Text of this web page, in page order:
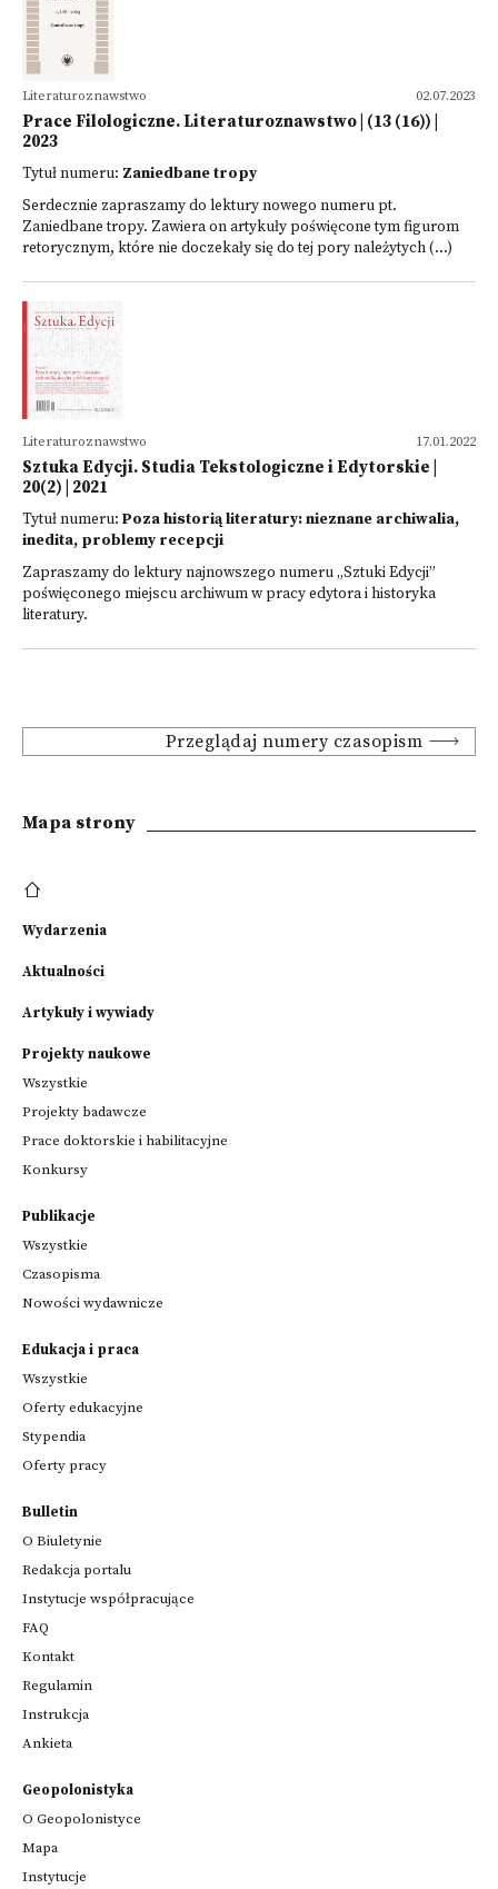
02.07.2023
Literaturoznawstwo
Prace Filologiczne. Literaturoznawstwo | (13 (16)) |
2023
Tytuł numeru: Zaniedbane tropy
Serdecznie zapraszamy do lektury nowego numeru pt.
Zaniedbane tropy. Zawiera on artykuły poświęcone tym figurom
retorycznym, które nie doczekały się do tej pory należytych (...)
17.01.2022
Literaturoznawstwo
Sztuka Edycji. Studia Tekstologiczne i Edytorskie |
20(2) | 2021
Tytuł numeru: Poza historią literatury: nieznane archiwalia,
inedita, problemy recepcji
Zapraszamy do lektury najnowszego numeru „Sztuki Edycji”
poświęconego miejscu archiwum w pracy edytora i historyka
literatury.
Przeglądaj numery czasopism
Mapa strony
Wydarzenia
Aktualności
Artykuły i wywiady
Projekty naukowe
Wszystkie
Projekty badawcze
Prace doktorskie i habilitacyjne
Konkursy
Publikacje
Wszystkie
Czasopisma
Nowości wydawnicze
Edukacja i praca
Wszystkie
Oferty edukacyjne
Stypendia
Oferty pracy
Bulletin
O Biuletynie
Redakcja portalu
Instytucje współpracujące
FAQ
Kontakt
Regulamin
Instrukcja
Ankieta
Geopolonistyka
O Geopolonistyce
Mapa
Instytucje